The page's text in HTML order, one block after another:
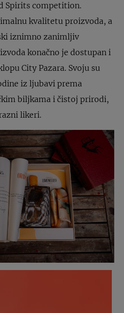
Spirits competition.
kvalitetu proizvoda, a
iznimno zanimljiv
konačno je dostupan i
City Pazara. Svoju su
iz ljubavi prema
biljkama i čistoj prirodi,
likeri.